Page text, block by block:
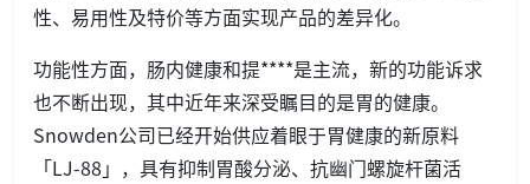
性、易用性及特价等方面实现产品的差异化。
功能性方面，肠内健康和提****是主流，新的功能诉求
也不断出现，其中近年来深受瞩目的是胃的健康。
Snowden公司已经开始供应着眼于胃健康的新原料
「LJ-88」，具有抑制胃酸分泌、抗幽门螺旋杆菌活